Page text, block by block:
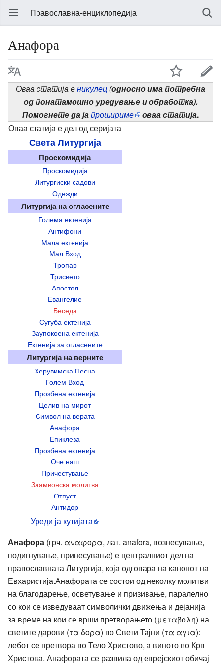
Православна-енциклопедија
Анафора
Оваа статија еникулец(односно има потребна
од понатамошно уредување и обработка).
Помогнете да јапрошириме оваа статија.
Оваа статија е дел од серијата
Света Литургија
Проскомидија
Проскомидија
Литургиски садови
Одежди
Литургија на огласените
Голема ектенија
Антифони
Мала ектенија
Мал Вход
Тропар
Трисвето
Апостол
Евангелие
Беседа
Сугуба ектенија
Заупокоена ектенија
Ектенија за огласените
Литургија на верните
Херувимска Песна
Голем Вход
Прозбена ектенија
Целив на мирот
Символ на верата
Анафора
Епиклеза
Прозбена ектенија
Оче наш
Причестување
Заамвонска молитва
Отпуст
Антидор
Уреди ја кутијата
Анафора (грч. αναφορα, лат. anafora, вознесување,
подигнување, принесување) е централниот дел на
православната Литургија, која одговара на канонот на
Евхаристија.Анафората се состои од неколку молитви
на благодарење, осветување и призивање, паралелно
со кои се изведуваат символички движења и дејанија
за време на кои се врши претворањето (μεταβολη) на
светите дарови (τα δορα) во Свети Тајни (τα αγια):
лебот се претвора во Тело Христово, а виното во Крв
Христова. Анафората се развила од еврејскиот обичај